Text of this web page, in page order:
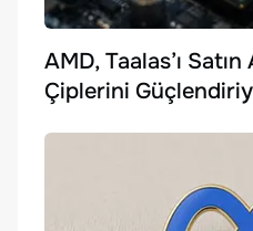
AMD, Taalas’ı
Çiplerini